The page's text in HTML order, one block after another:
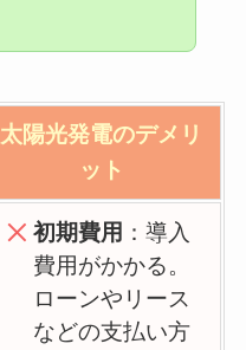
太陽光発電のデメリ
ット
初期費用 ：導入
費用がかかる。
ローンやリース
などの支払い方